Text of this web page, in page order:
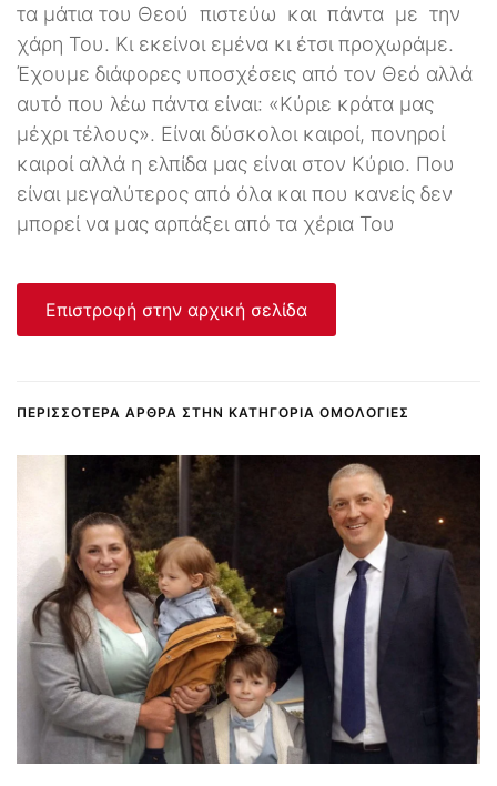
τα μάτια του Θεού πιστεύω και πάντα με την
χάρη Του. Κι εκείνοι εμένα κι έτσι προχωράμε.
Έχουμε διάφορες υποσχέσεις από τον Θεό αλλά
αυτό που λέω πάντα είναι: «Κύριε κράτα μας
μέχρι τέλους». Είναι δύσκολοι καιροί, πονηροί
καιροί αλλά η ελπίδα μας είναι στον Κύριο. Που
είναι μεγαλύτερος από όλα και που κανείς δεν
μπορεί να μας αρπάξει από τα χέρια Του
Επιστροφή στην αρχική σελίδα
ΠΕΡΙΣΣΌΤΕΡΑ ΆΡΘΡΑ ΣΤΗΝ ΚΑΤΗΓΟΡΊΑ ΟΜΟΛΟΓΊΕΣ